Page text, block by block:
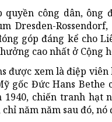
quyền công dân, ông
Dresden-
góp đáng kể cho
cao nhất ở Cộng
được xem là điệp
gốc Đức Hans
1940, chiến tranh hạt
năm năm sau đó,